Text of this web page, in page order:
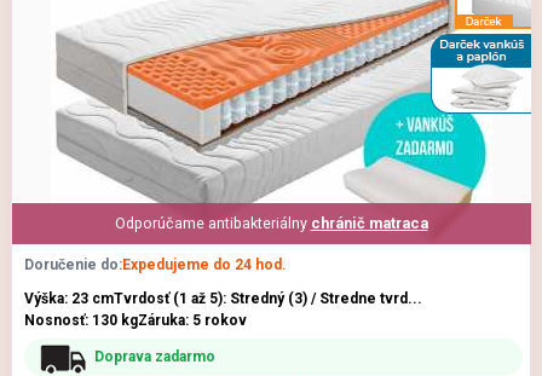
Odporúčame antibakteriálny chránič matraca
Doručenie do:Expedujeme do 24 hod.
Výška: 23 cmTvrdosť (1 až 5): Stredný (3) / Stredne tvrd...
Nosnosť: 130 kgZáruka: 5 rokov
Doprava zadarmo